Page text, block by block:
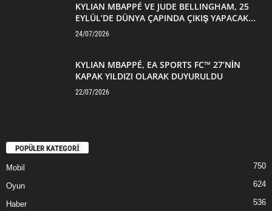
KYLIAN MBAPPÉ VE JUDE BELLINGHAM, 25
EYLÜL’DE DÜNYA ÇAPINDA ÇIKIŞ YAPACAK...
24/07/2026
KYLIAN MBAPPÉ, EA SPORTS FC™ 27’NİN
KAPAK YILDIZI OLARAK DUYURULDU
22/07/2026
POPÜLER KATEGORİ
Mobil 750
Oyun 624
Haber 536